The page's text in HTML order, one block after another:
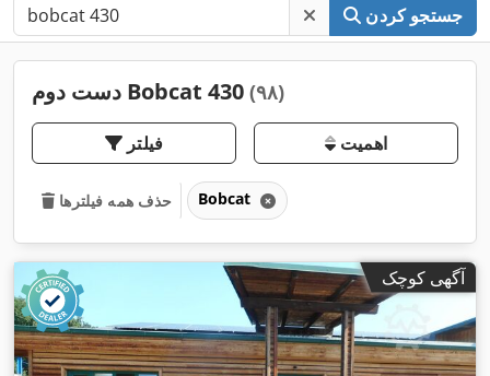
جستجو کردن
دست دوم Bobcat 430 (۹۸)
فیلتر اهمیت
حذف همه فیلترها Bobcat
آگهی کوچک